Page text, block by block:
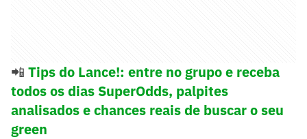
📲 Tips do Lance!: entre no grupo e receba
todos os dias SuperOdds, palpites
analisados e chances reais de buscar o seu
green